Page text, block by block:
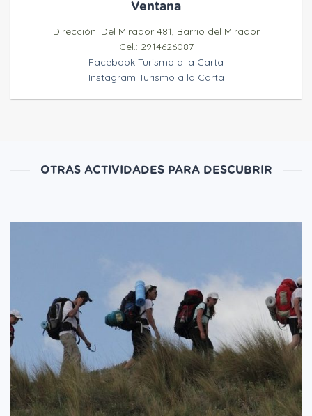
Ventana
Dirección: Del Mirador 481, Barrio del Mirador
Cel.: 2914626087
Facebook Turismo a la Carta
Instagram Turismo a la Carta
OTRAS ACTIVIDADES PARA DESCUBRIR